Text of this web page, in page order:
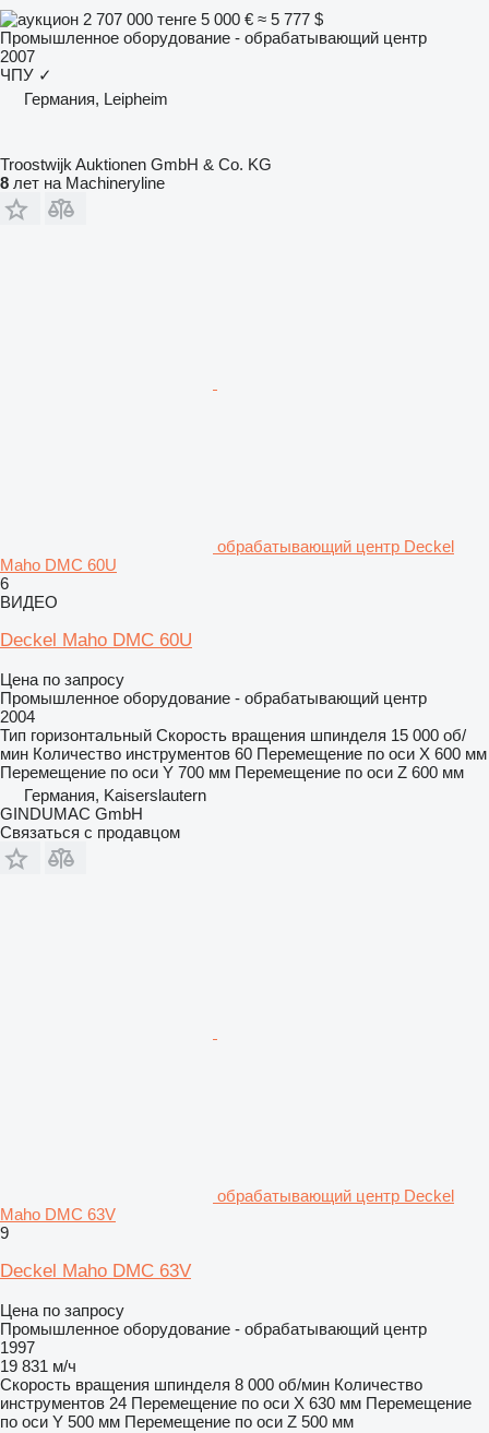
2 707 000 тенге 5 000 € ≈ 5 777 $
Промышленное оборудование - обрабатывающий центр
2007
ЧПУ ✓
Германия, Leipheim
Troostwijk Auktionen GmbH & Co. KG
8 лет на Machineryline
обрабатывающий центр Deckel
Maho DMC 60U
6
ВИДЕО
Deckel Maho DMC 60U
Цена по запросу
Промышленное оборудование - обрабатывающий центр
2004
Тип горизонтальный Скорость вращения шпинделя 15 000 об/
мин Количество инструментов 60 Перемещение по оси X 600 мм
Перемещение по оси Y 700 мм Перемещение по оси Z 600 мм
Германия, Kaiserslautern
GINDUMAC GmbH
Связаться с продавцом
обрабатывающий центр Deckel
Maho DMC 63V
9
Deckel Maho DMC 63V
Цена по запросу
Промышленное оборудование - обрабатывающий центр
1997
19 831 м/ч
Скорость вращения шпинделя 8 000 об/мин Количество
инструментов 24 Перемещение по оси X 630 мм Перемещение
по оси Y 500 мм Перемещение по оси Z 500 мм